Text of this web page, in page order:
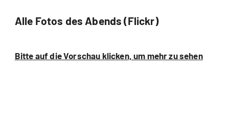
Alle Fotos des Abends (Flickr)
Bitte auf die Vorschau klicken, um mehr zu sehen